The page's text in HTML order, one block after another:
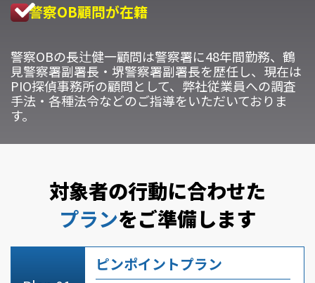
警察OB顧問が在籍
警察OBの長辻健一顧問は警察署に48年間勤務、鶴
見警察署副署長・堺警察署副署長を歴任し、現在は
PIO探偵事務所の顧問として、弊社従業員への調査
手法・各種法令などのご指導をいただいておりま
す。
対象者の行動に合わせた
プランをご準備します
ピンポイントプラン